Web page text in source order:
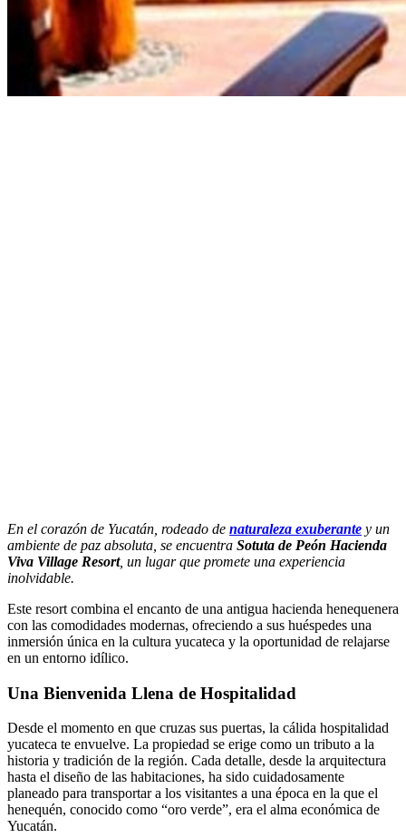
En el corazón de Yucatán, rodeado de naturaleza exuberante y un
ambiente de paz absoluta, se encuentra Sotuta de Peón Hacienda
Viva Village Resort, un lugar que promete una experiencia
inolvidable.
Este resort combina el encanto de una antigua hacienda henequenera
con las comodidades modernas, ofreciendo a sus huéspedes una
inmersión única en la cultura yucateca y la oportunidad de relajarse
en un entorno idílico.
Una Bienvenida Llena de Hospitalidad
Desde el momento en que cruzas sus puertas, la cálida hospitalidad
yucateca te envuelve. La propiedad se erige como un tributo a la
historia y tradición de la región. Cada detalle, desde la arquitectura
hasta el diseño de las habitaciones, ha sido cuidadosamente
planeado para transportar a los visitantes a una época en la que el
henequén, conocido como “oro verde”, era el alma económica de
Yucatán.